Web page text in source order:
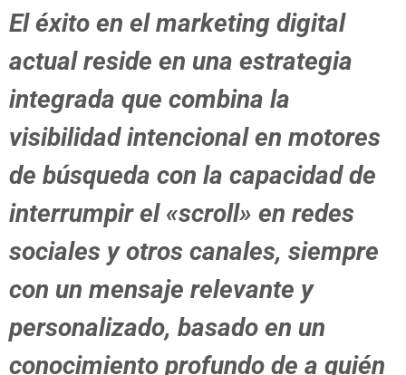
El éxito en el marketing digital
actual reside en una estrategia
integrada que combina la
visibilidad intencional en motores
de búsqueda con la capacidad de
interrumpir el «scroll» en redes
sociales y otros canales, siempre
con un mensaje relevante y
personalizado, basado en un
conocimiento profundo de a quién